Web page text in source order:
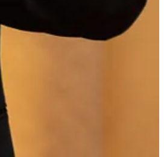
adotar tecnologias semelhantes
e monitorar seu uso em tempo
como as empresas interagem com